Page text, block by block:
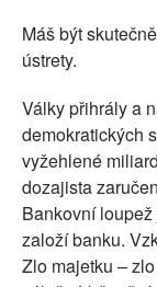
Máš být
ústrety.
Války přihrály a
demokratických
vyžehlené
dozajista
Bankovní
založí banku.
Zlo majetku –